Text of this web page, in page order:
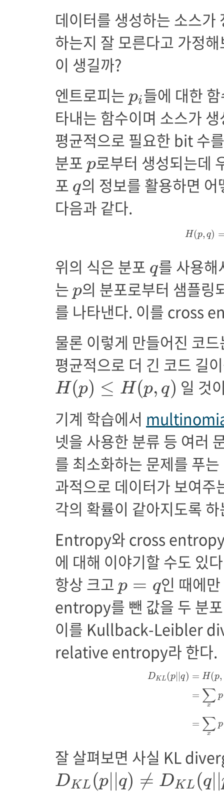
데이터를 생성하는 소스
하는지 잘 모른다고 가정
이 생길까?
엔트로피는 pi
pi들에 대한
타내는 함수이며 소스가
평균적으로 필요한 bit 수
분포 p
p로부터 생성되는데
포 q
q의 정보를 활용하면
다음과 같다.
H(p, q)
H q
위의 식은 분포 q
q를 사용해
는 p
p의 분포로부터 샘플
를 나타낸다. 이를 cross
물론 이렇게 만들어진 코
평균적으로 더 긴 코드 길
H (p) ≤ H(p, q)
H(p)≤H(p,q)
일 것
기계 학습에서
넷을 사용한 분류 등 여러
를 최소화하는 문제를 푸
과적으로 데이터가 보여주
각의 확률이 같아지도록
Entropy와 cross entropy
에 대해 이야기할 수도
항상 크고 p = q
p =q
인 때에
entropy를 뺀 값을 두 분
이를 Kullback-Leibler
relative entropy라 한다.
DKL(p||q) = H(p,
= ∑
x
p
= ∑
x
p
DK (p||q)= (p,q)
잘 살펴보면 사실 KL
DKL (p| q) ≠ DKL (q
DKL (p||q) ≠DKL(q||